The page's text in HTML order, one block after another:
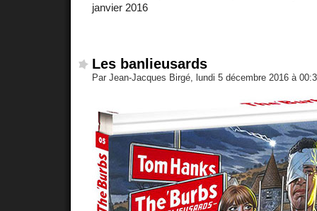
janvier 2016
Les banlieusards
Par Jean-Jacques Birgé, lundi 5 décembre 2016 à